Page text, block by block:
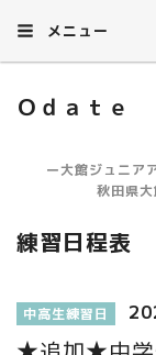
メニュー
Ｏｄａｔｅ
ー大館ジュニア
秋田県
練習日程表
中高生練習日